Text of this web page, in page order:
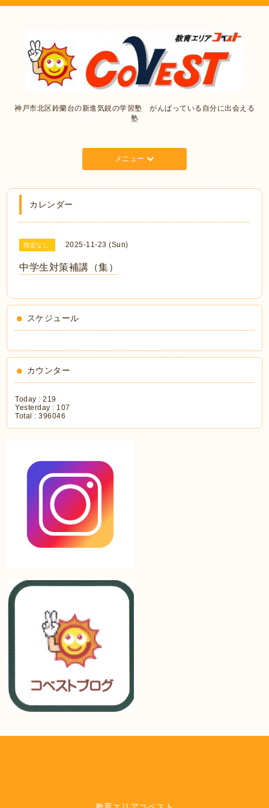
神戸市北区鈴蘭台の新進気鋭の学習塾 がんばっている自分に出会える
塾
メニュー
カレンダー
指定なし 2025-11-23 (Sun)
中学生対策補講（集）
スケジュール
カウンター
Today :219
Yesterday : 107
Total :396046